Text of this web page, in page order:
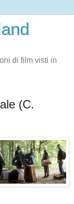
di film visti in
(C.